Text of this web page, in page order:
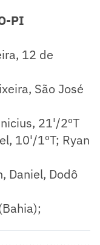
PI
12 de
São José
21'/2ºT
10'/1ºT; Ryan
Daniel, Dodô